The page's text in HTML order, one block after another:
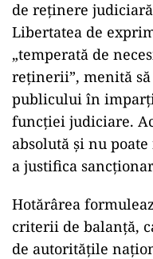
de reținere
Libertatea de
„temperată de
reținerii”, menită
publicului în
funcției judiciare.
absolută și nu
a justifica
Hotărârea
criterii de balanță,
de autoritățile